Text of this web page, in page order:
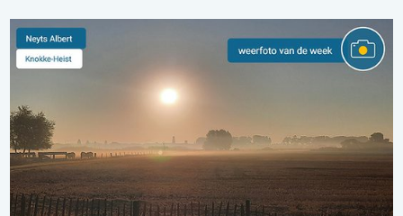
De weerfoto van de week. Weer&Radar uploader. . . zaterdag